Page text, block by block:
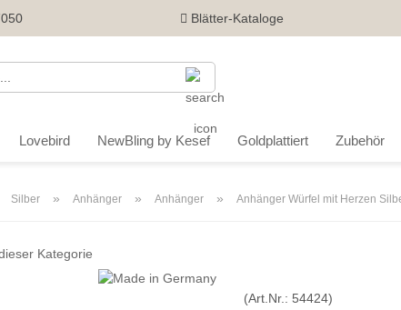
Blätter-Kataloge
Lovebird NewBling by Kesef Goldplattiert Zubehör
Silber » Anhänger » Anhänger » Anhänger Würfel mit Herzen
Kategorie
(Art.Nr.: 54424)